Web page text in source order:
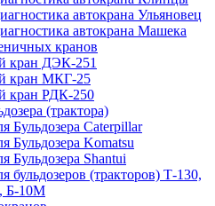
автокрана Ульяновец
автокрана Машека
кранов
кран ДЭК-251
кран МКГ-25
кран РДК-250
(трактора)
Бульдозера Caterpillar
Бульдозера Komatsu
Бульдозера Shantui
бульдозеров (тракторов) Т-130,
Б-10М